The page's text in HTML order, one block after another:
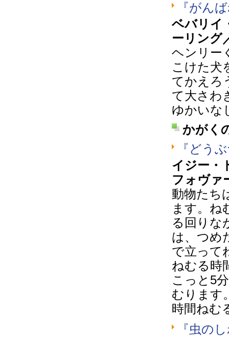
『がん
ベバリイ
ーリン
ヘンリー
こけた犬
てかえろ
て大さわ
ゆかいな
かがく
『どう
イジー・
フォヴ
動物たち
ます。ね
る回りな
は、つめ
で立って
ねむる時
こっと5
むります
時間ねむ
『虫の